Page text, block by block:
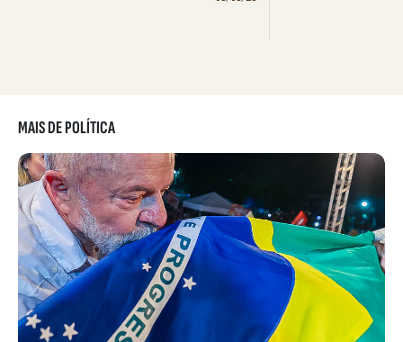
MAIS DE POLÍTICA